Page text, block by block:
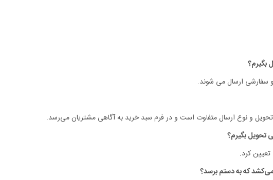
سفارشی ارسال می شوند.
و نوع ارسال متفاوت است و در فرم سبد خرید به آگاهی مشتریان می‏‌رسد.
کرد.